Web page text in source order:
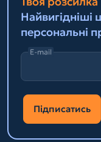
Найвигідніші
персональні
E-mail
Підписатись